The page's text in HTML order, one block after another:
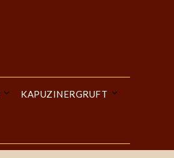
KAPUZINERGRUFT